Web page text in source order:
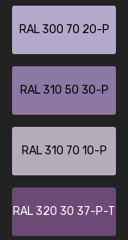
RAL 300 70 20-P
RAL 310 50 30-P
RAL 310 70 10-P
RAL 320 30 37-P-T